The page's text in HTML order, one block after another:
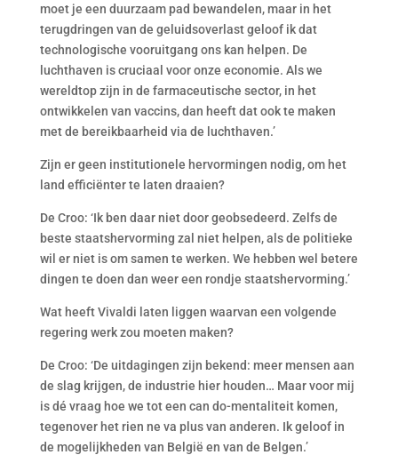
moet je een duurzaam pad bewandelen, maar in het
terugdringen van de geluidsoverlast geloof ik dat
technologische vooruitgang ons kan helpen. De
luchthaven is cruciaal voor onze economie. Als we
wereldtop zijn in de farmaceutische sector, in het
ontwikkelen van vaccins, dan heeft dat ook te maken
met de bereikbaarheid via de luchthaven.’
Zijn er geen institutionele hervormingen nodig, om het
land efficiënter te laten draaien?
De Croo: ‘Ik ben daar niet door geobsedeerd. Zelfs de
beste staatshervorming zal niet helpen, als de politieke
wil er niet is om samen te werken. We hebben wel betere
dingen te doen dan weer een rondje staatshervorming.’
Wat heeft Vivaldi laten liggen waarvan een volgende
regering werk zou moeten maken?
De Croo: ‘De uitdagingen zijn bekend: meer mensen aan
de slag krijgen, de industrie hier houden… Maar voor mij
is dé vraag hoe we tot een can do-mentaliteit komen,
tegenover het rien ne va plus van anderen. Ik geloof in
de mogelijkheden van België en van de Belgen.’